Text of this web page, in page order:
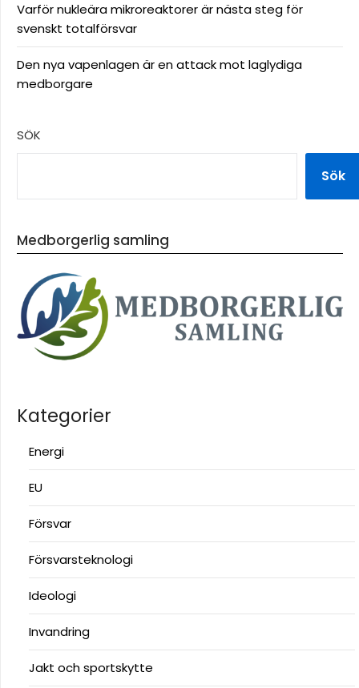
Varför nukleära mikroreaktorer är nästa steg för
svenskt totalförsvar
Den nya vapenlagen är en attack mot laglydiga
medborgare
SÖK
Sök
Medborgerlig samling
Kategorier
Energi
EU
Försvar
Försvarsteknologi
Ideologi
Invandring
Jakt och sportskytte